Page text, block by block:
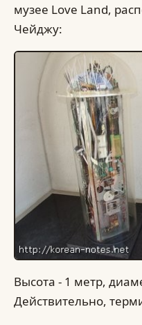
музее Love Land,
Чейджу:
Высота - 1 метр,
Действительно,